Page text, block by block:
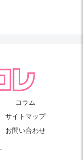
コラム
サイトマップ
お問い合わせ